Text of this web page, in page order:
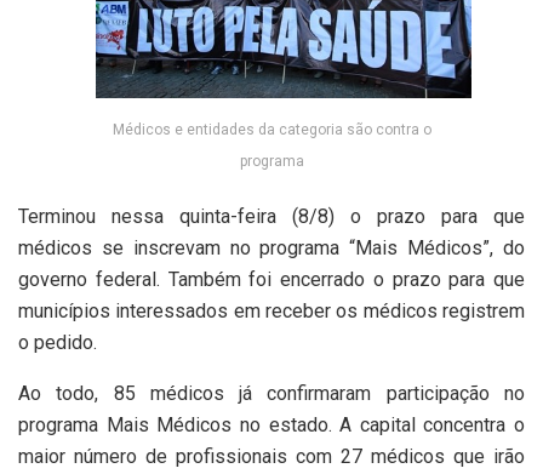
Médicos e entidades da categoria são contra o
programa
Terminou nessa quinta-feira (8/8) o prazo para que
médicos se inscrevam no programa “Mais Médicos”, do
governo federal. Também foi encerrado o prazo para que
municípios interessados em receber os médicos registrem
o pedido.
Ao todo, 85 médicos já confirmaram participação no
programa Mais Médicos no estado. A capital concentra o
maior número de profissionais com 27 médicos que irão